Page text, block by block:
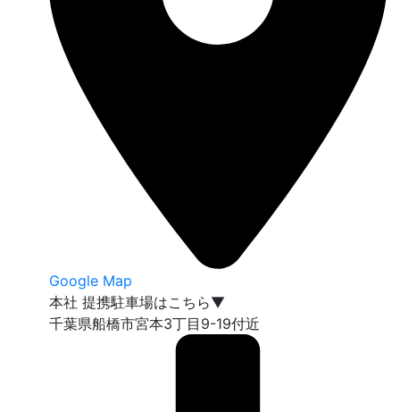
Google Map
本社 提携駐車場はこちら▼
千葉県船橋市宮本3丁目9-19付近